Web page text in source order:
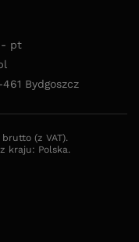
- pt
Bydgoszcz
(z VAT).
kraju: Polska.